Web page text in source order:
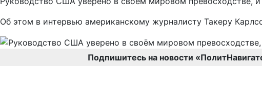
Об этом в интервью американскому журналисту Такеру
Подпишитесь на новости